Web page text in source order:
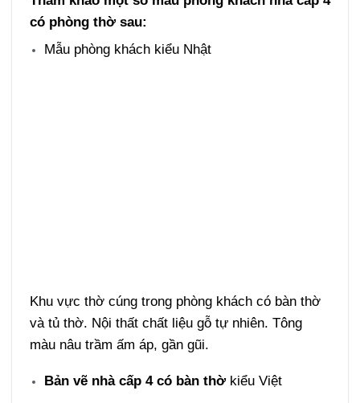
có phòng thờ sau:
Mẫu phòng khách kiểu Nhật
Khu vực thờ cúng trong phòng khách có bàn thờ
và tủ thờ. Nội thất chất liệu gỗ tự nhiên. Tông
màu nâu trầm ấm áp, gần gũi.
Bản vẽ nhà cấp 4 có bàn thờ kiểu Việt